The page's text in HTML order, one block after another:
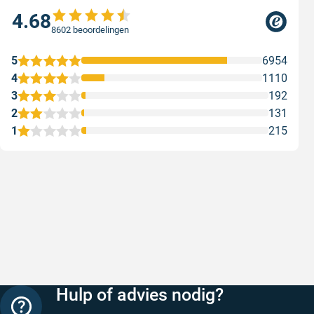
4.688602 beoordelingen
1 215
2 131
3 192
4 1110
5 6954
Hulp of advies nodig?